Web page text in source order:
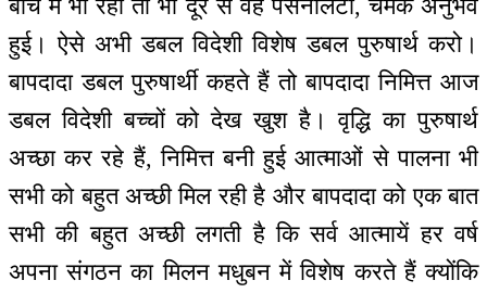
बीच में भी रहा तो भी दूर से वह पर्सनैलिटी, चमक अनुभव
हुई। ऐसे अभी डबल विदेशी विशेष डबल पुरुषार्थ करो।
बापदादा डबल पुरुषार्थी कहते हैं तो बापदादा निमित्त आज
डबल विदेशी बच्चों को देख खुश है। वृद्धि का पुरुषार्थ
अच्छा कर रहे हैं, निमित्त बनी हुई आत्माओं से पालना भी
सभी को बहुत अच्छी मिल रही है और बापदादा को एक बात
सभी की बहुत अच्छी लगती है कि सर्व आत्मायें हर वर्ष
अपना संगठन का मिलन मधुबन में विशेष करते हैं क्योंकि